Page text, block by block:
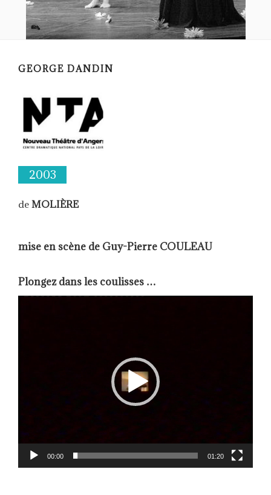
GEORGE DANDIN
2003
de MOLIÈRE
mise en scène de Guy-Pierre COULEAU
Plongez dans les coulisses …
00:00 01:20